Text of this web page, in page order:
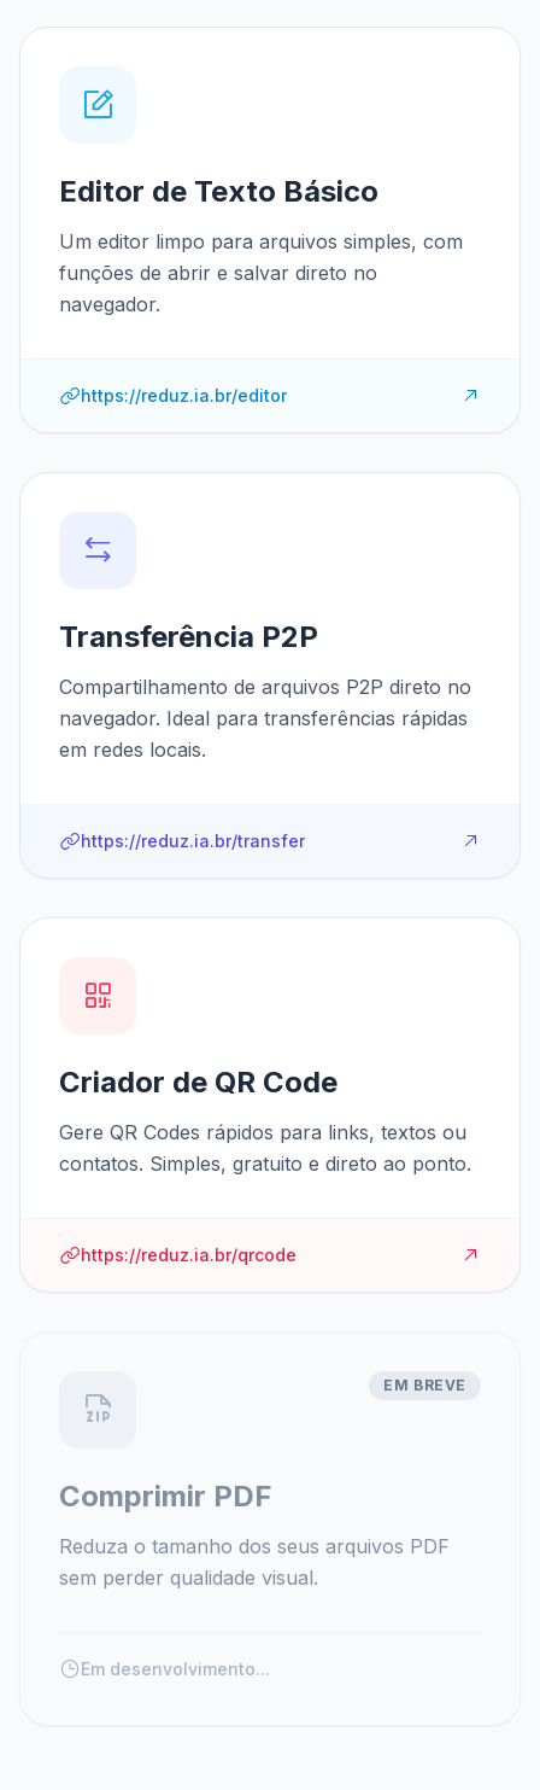
Editor de Texto Básico
Um editor limpo para arquivos simples, com
funções de abrir e salvar direto no
navegador.
https://reduz.ia.br/editor
Transferência P2P
Compartilhamento de arquivos P2P direto no
navegador. Ideal para transferências rápidas
em redes locais.
https://reduz.ia.br/transfer
Criador de QR Code
Gere QR Codes rápidos para links, textos ou
contatos. Simples, gratuito e direto ao ponto.
https://reduz.ia.br/qrcode
EM BREVE
Comprimir PDF
Reduza o tamanho dos seus arquivos PDF
sem perder qualidade visual.
Em desenvolvimento...